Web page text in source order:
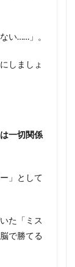
い……」。
しましょ
一切関係
」として
た「ミス
で勝てる